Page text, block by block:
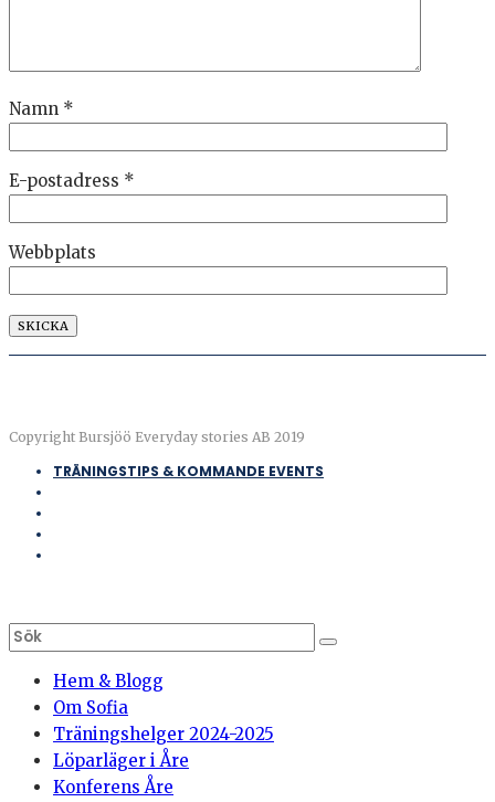
Namn *
E-postadress *
Webbplats
Copyright Bursjöö Everyday stories AB 2019
TRÄNINGSTIPS & KOMMANDE EVENTS
Hem & Blogg
Om Sofia
Träningshelger 2024-2025
Löparläger i Åre
Konferens Åre